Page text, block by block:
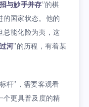
与妙手并存”的棋
的国家状态。他的
总能化险为夷，这
河”的历程，有着某
杆”，需要客观看
个更具普及度的精